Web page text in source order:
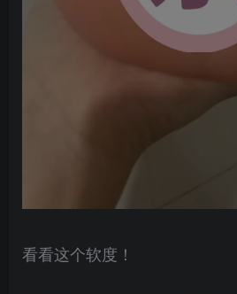
看看这个软度！